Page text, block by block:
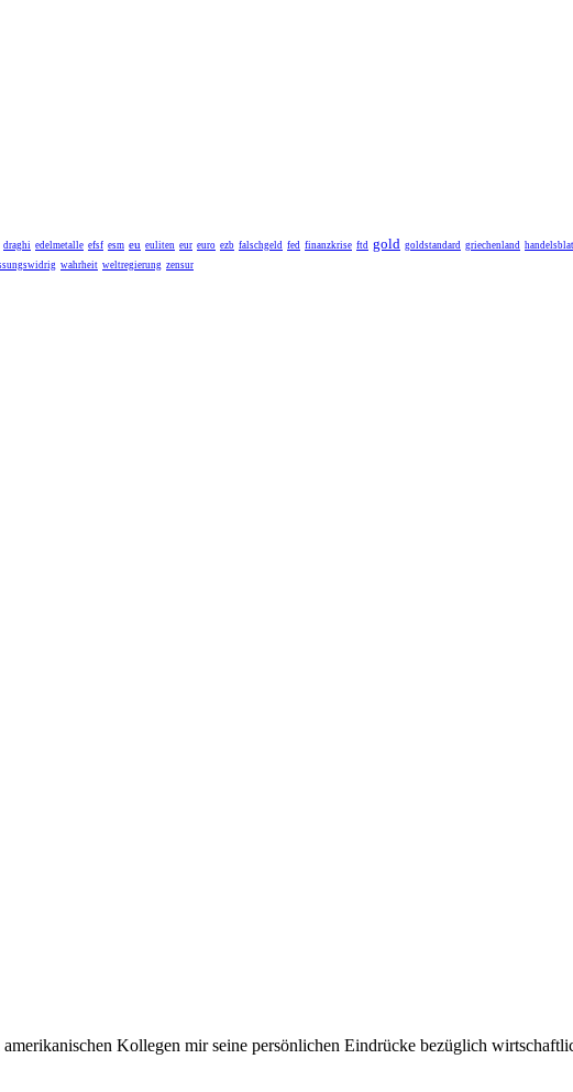
draghi edelmetalle efsf esm eu euliten eur euro ezb falschgeld fed finanzkrise ftd gold goldstandard griechenland
wahrheit weltregierung zensur
Kollegen mir seine persönlichen Eindrücke bezüglich